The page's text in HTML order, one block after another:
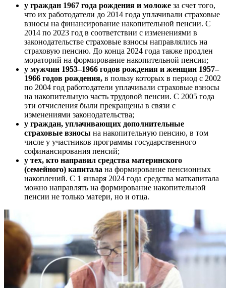
у граждан 1967 года рождения и моложе за счет того,
что их работодатели до 2014 года уплачивали страховые
взносы на финансирование накопительной пенсии. С
2014 по 2023 год в соответствии с изменениями в
законодательстве страховые взносы направлялись на
страховую пенсию. До конца 2024 года также продлен
мораторий на формирование накопительной пенсии;
у мужчин 1953–1966 годов рождения и женщин 1957–
1966 годов рождения, в пользу которых в период с 2002
по 2004 год работодатели уплачивали страховые взносы
на накопительную часть трудовой пенсии. С 2005 года
эти отчисления были прекращены в связи с
изменениями законодательства;
у граждан, уплачивающих дополнительные
страховые взносы на накопительную пенсию, в том
числе у участников программы государственного
софинансирования пенсий;
у тех, кто направил средства материнского
(семейного) капитала на формирование пенсионных
накоплений. С 1 января 2024 года средства маткапитала
можно направлять на формирование накопительной
пенсии не только матери, но и отца.